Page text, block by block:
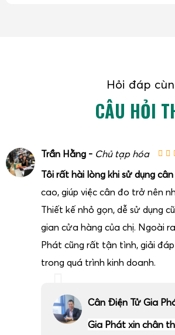
Hỏi đáp
CÂU HỎI
Trần Hằng - Chủ tạp hóa
Tôi rất hài lòng khi sử dụng
cao, giúp việc cân đo trở nên
Thiết kế nhỏ gọn, dễ sử dụng
gian cửa hàng của chị. Ngoài
Phát cũng rất tận tình, giải
trong quá trình kinh doanh.
Cân Điện Tử Gia
Gia Phát xin chân